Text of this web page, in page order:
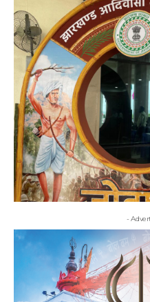
-